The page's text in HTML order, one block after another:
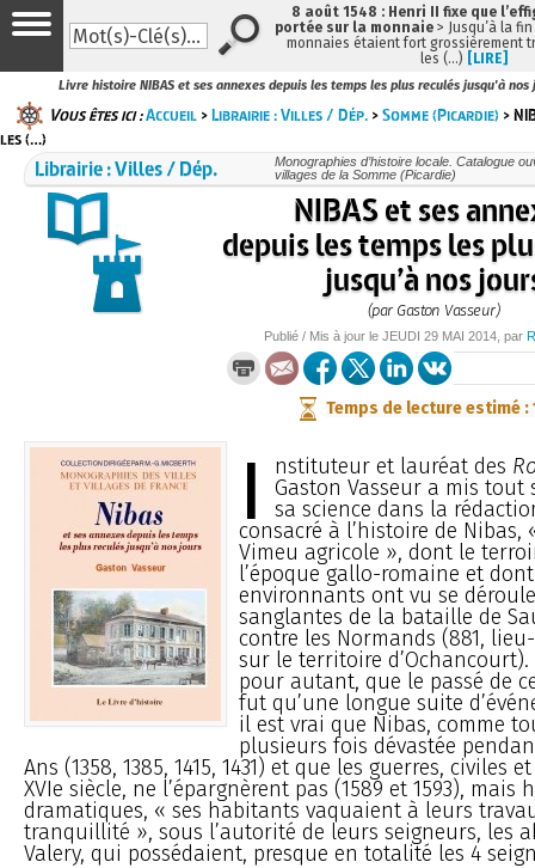
Livre histoire NIBAS et ses annexes depuis les temps les plus reculés jusqu'à nos
Vous êtes ici :Accueil >Librairie : Villes / Dép. >Somme (Picardie) >
les (…)
Librairie : Villes / Dép.
Monographies d’histoire locale. Catalogue
villages de la Somme (Picardie)
NIBAS et ses
depuis les temps les
jusqu’à nos
(par Gaston Vasseur)
Publié / Mis à jour le JEUDI 29 MAI 2014, par
Temps de lecture estimé :
I nstituteur et lauréat des
Gaston Vasseur a mis
sa science dans la
consacré à l’histoire de Nibas,
Vimeu agricole », dont le
l’époque gallo-romaine et
environnants ont vu se
sanglantes de la bataille de
contre les Normands (881,
sur le territoire
pour autant, que le passé de
fut qu’une longue suite
il est vrai que Nibas, comme
plusieurs fois dévastée
Ans (1358, 1385, 1415, 1431) et que les guerres, civiles
XVIe siècle, ne l’épargnèrent pas (1589 et 1593), mais
dramatiques, « ses habitants vaquaient à leurs
tranquillité », sous l’autorité de leurs seigneurs, les
Valery, qui possédaient, presque en totalité les 4
8 août 1548 : Henri II fixe que
portée sur la monnaie > Jusqu’à la
monnaies étaient fort grossièrement
les (…) [LIRE]